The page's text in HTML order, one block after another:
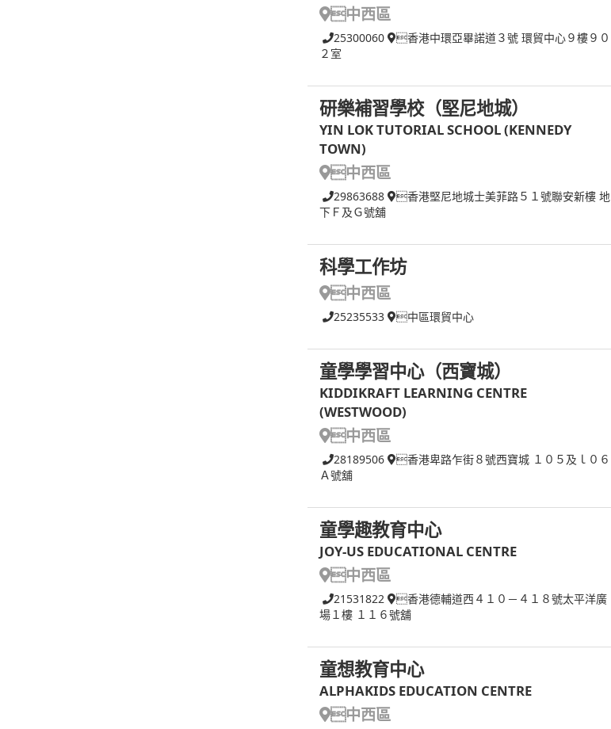
中西區
25300060
香港中環亞畢諾道３號 環貿中心９樓９０
２室
研樂補習學校（堅尼地城）
YIN LOK TUTORIAL SCHOOL (KENNEDY
TOWN)
中西區
29863688
香港堅尼地城士美菲路５１號聯安新樓 地
下Ｆ及Ｇ號舖
科學工作坊
中西區
25235533 中區環貿中心
童學學習中心（西寶城）
KIDDIKRAFT LEARNING CENTRE
(WESTWOOD)
中西區
28189506
香港卑路乍街８號西寶城 １０５及ｌ０６
Ａ號舖
童學趣教育中心
JOY-US EDUCATIONAL CENTRE
中西區
21531822
香港德輔道西４１０－４１８號太平洋廣
場１樓 １１６號舖
童想教育中心
ALPHAKIDS EDUCATION CENTRE
中西區